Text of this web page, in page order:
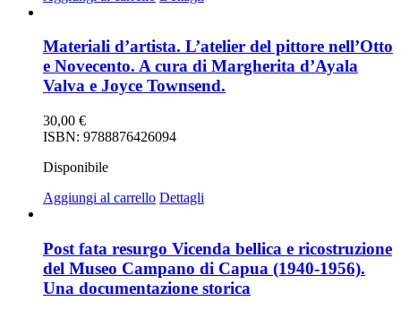
Materiali d’artista. L’atelier del pittore nell’Otto
e Novecento. A cura di Margherita d’Ayala
Valva e Joyce Townsend.
30,00 €
ISBN: 9788876426094
Disponibile
Aggiungi al carrello Dettagli
Post fata resurgo Vicenda bellica e ricostruzione
del Museo Campano di Capua (1940-1956).
Una documentazione storica